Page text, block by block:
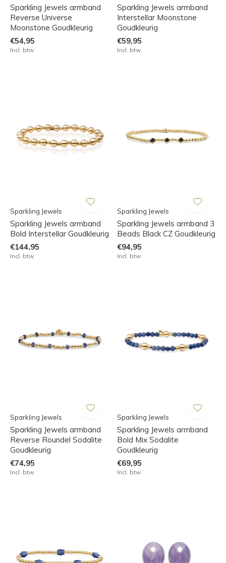
Sparkling Jewels armband
Reverse Universe
Moonstone Goudkleurig
€54,95
Incl. btw
Sparkling Jewels armband
Interstellar Moonstone
Goudkleurig
€59,95
Incl. btw
Sparkling Jewels
Sparkling Jewels armband
Bold Interstellar Goudkleurig
€144,95
Incl. btw
Sparkling Jewels
Sparkling Jewels armband 3
Beads Black CZ Goudkleurig
€94,95
Incl. btw
Sparkling Jewels
Sparkling Jewels armband
Reverse Roundel Sodalite
Goudkleurig
€74,95
Incl. btw
Sparkling Jewels
Sparkling Jewels armband
Bold Mix Sodalite
Goudkleurig
€69,95
Incl. btw